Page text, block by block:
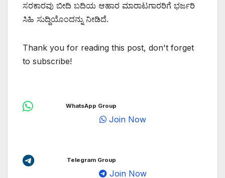
ಸರಕಾರವು ಬೀದಿ ಬದಿಯ ಆಹಾರ ಮಾರಾಟಗಾರರಿಗೆ ಭರ್ಜರಿ
ಸಿಹಿ ಸುದ್ದಿಯೊಂದನ್ನು ನೀಡಿದೆ.
Thank you for reading this post, don't forget
to subscribe!
WhatsApp Group
Join Now
Telegram Group
Join Now